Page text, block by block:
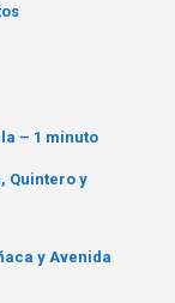
– 1 minuto
Quintero y
y Avenida